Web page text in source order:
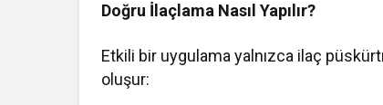
Doğru İlaçlama Nasıl Yapılır?
Etkili bir uygulama yalnızca ilaç
oluşur: